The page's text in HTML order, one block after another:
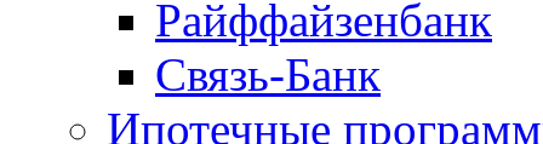
Райффайзенбанк
Связь-Банк
Ипотечные